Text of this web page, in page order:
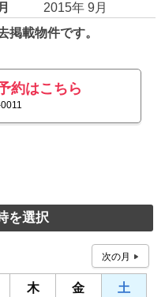
2015年 9月
掲載物件です。
約はこちら
を選択
木 金
土